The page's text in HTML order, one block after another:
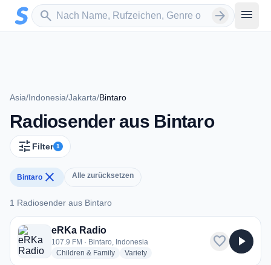
Zum Hauptinhalt springen
search
Sender suchen arrow_forward menu
Asia/Indonesia/Jakarta/Bintaro
Radiosender aus Bintaro
tune Filter 1
Bintaro close Alle zurücksetzen
1 Radiosender aus Bintaro
1 Radiosender aus Bintaro
eRKa Radio
107.9 FM · Bintaro, Indonesia
Children & Familyradio stations
Varietyradio stations
favorite play_arrow